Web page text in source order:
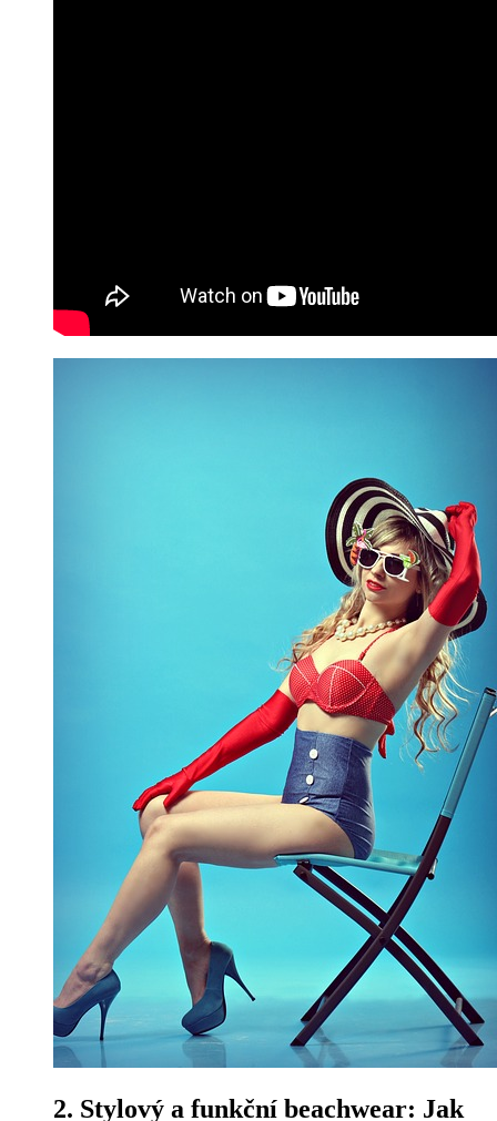
2. Stylový a funkční⁣ beachwear: Jak